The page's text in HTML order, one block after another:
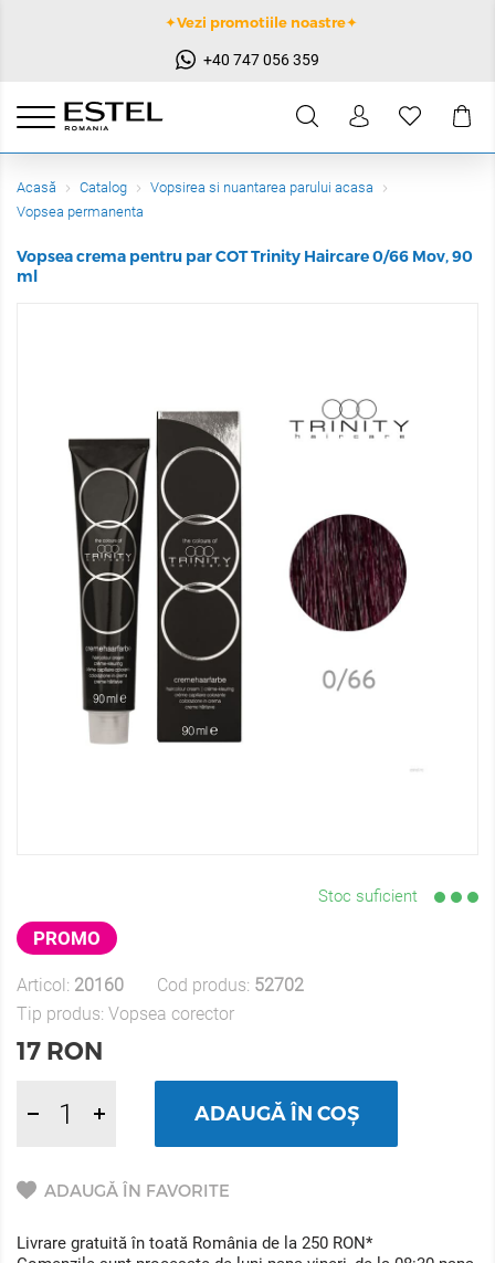
✦Vezi promotiile noastre✦
+40 747 056 359
Acasă Catalog
Vopsirea si nuantarea parului acasa
Vopsea permanenta
Vopsea crema pentru par COT Trinity Haircare 0/66 Mov, 90
ml
Stoc suficient
PROMO
Articol: 20160 Cod produs: 52702
Tip produs: Vopsea corector
17 RON
ADAUGĂ ÎN COȘ
ADAUGĂ ÎN FAVORITE
Livrare gratuită în toată România de la 250 RON*